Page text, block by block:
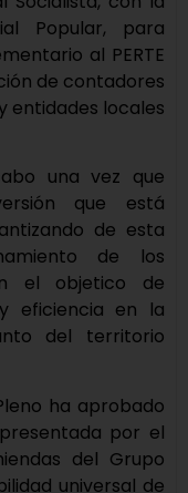
Popular, para
al PERTE
de contadores
entidades locales
una vez que
que está
de esta
de los
el objetico de
eficiencia en la
del territorio
ha aprobado
por el
del Grupo
universal de